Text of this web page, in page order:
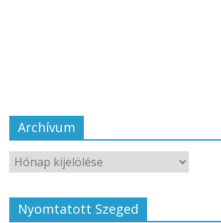
Archívum
Nyomtatott Szeged